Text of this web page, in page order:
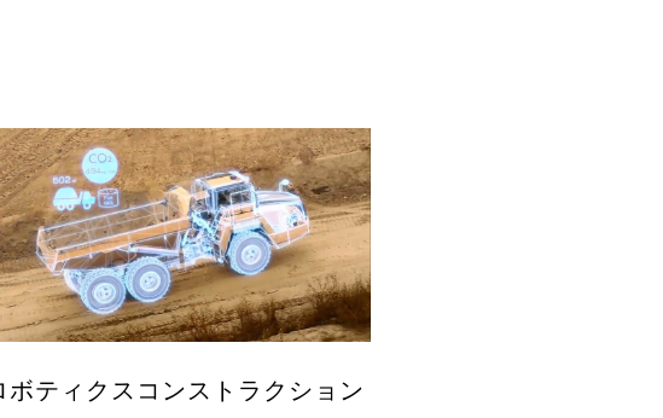
ボティクスコンストラクション